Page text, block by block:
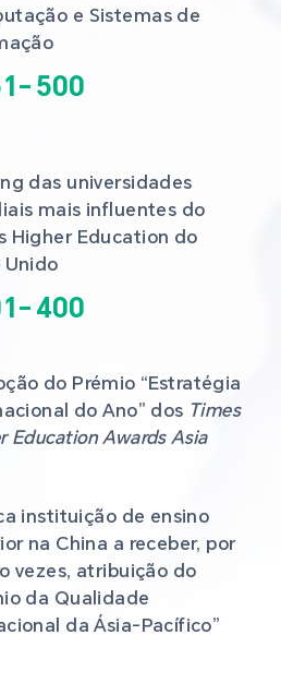
e Sistemas de
- 500
das universidades
mais influentes do
Higher Education do
Unido
- 400
do Prémio “Estratégia
do Ano” dos Times
Education Awards Asia
instituição de ensino
na China a receber, por
vezes, atribuição do
da Qualidade
da Ásia-Pacífico”